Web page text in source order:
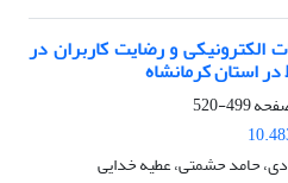
و رضایت کاربران در
استان کرمانشاه
499-520
حامد حشمتی، عطیه خدایی